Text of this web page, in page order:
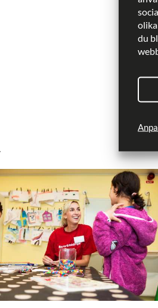
du